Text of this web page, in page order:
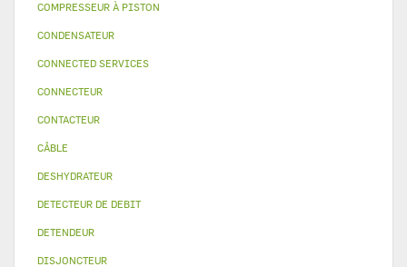
COMPRESSEUR À PISTON
CONDENSATEUR
CONNECTED SERVICES
CONNECTEUR
CONTACTEUR
CÂBLE
DESHYDRATEUR
DETECTEUR DE DEBIT
DETENDEUR
DISJONCTEUR